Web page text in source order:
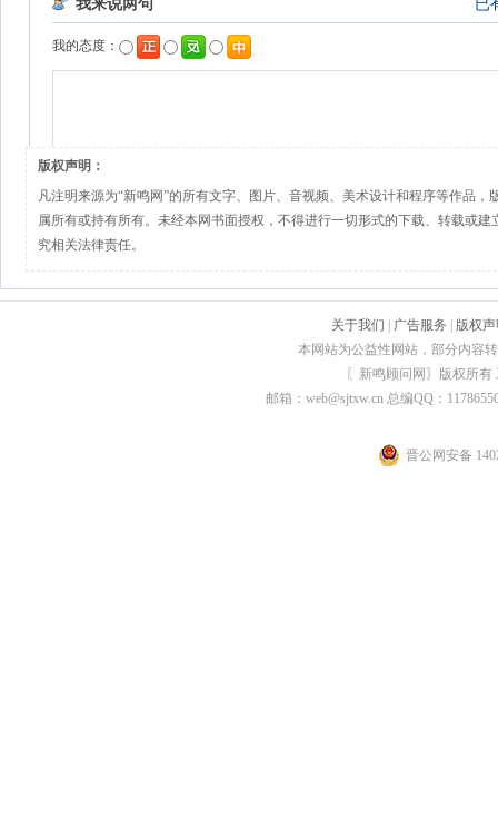
版权声明：
凡注明来源为“新鸣网”的所有文字、图片、音视频、美术设计和程序等作品，
属所有或持有所有。未经本网书面授权，不得进行一切形式的下载、转载或
究相关法律责任。
关于我们 | 广告服务 | 版权
本网站为公益性网站，部分内容
〖新鸣顾问网〗版权所
邮箱：web@sjtxw.cn 总编QQ：
晋公网安备